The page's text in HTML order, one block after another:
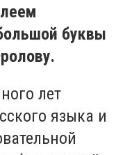
буквы
лет
языка и